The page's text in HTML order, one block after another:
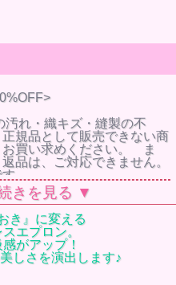
れ・織キズ・縫製の不
規品として販売できない商
買い求めください。 ま
品は、ご対応できません。
。
きを見る ▼
き』に変える
エプロン。
がアップ！
しさを演出します♪